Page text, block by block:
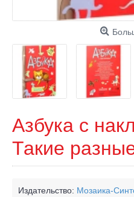
Азбука с
Такие
Издательство: Мозаика-